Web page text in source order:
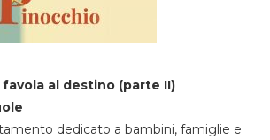
al destino (parte II)
dedicato a bambini, famiglie e